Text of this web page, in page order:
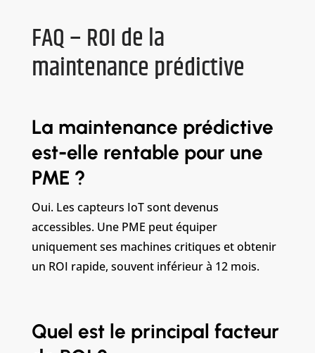
FAQ – ROI de la
maintenance prédictive
La maintenance prédictive
est-elle rentable pour une
PME ?
Oui. Les capteurs IoT sont devenus
accessibles. Une PME peut équiper
uniquement ses machines critiques et obtenir
un ROI rapide, souvent inférieur à 12 mois.
Quel est le principal facteur